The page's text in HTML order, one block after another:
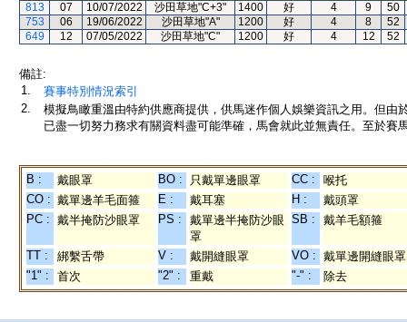
813
07 10/07/2022 沙田草地"C+3" 1400 好 4 9
50
753
06 19/06/2022 沙田草地"A" 1200 好 4 8
52
649
12 07/05/2022 沙田草地"C" 1200 好 4 12 52
備註:
1.
賽事特別情況索引
2.
模擬鳥瞰重溫由特約供應商提供，供馬迷作個人娛樂資訊之用。但
已盡一切努力務求有關資料盡可能準確，馬會就此並無責任。至於賽
B : 戴眼罩 BO : 只戴單邊眼罩 CC :
喉托
CO : 戴單邊羊毛面箍 E : 戴耳塞 H :
戴頭罩
PC : 戴半掩防沙眼罩 PS :
戴單邊半掩防沙眼
罩
SB : 戴羊毛額箍
TT : 綁繫舌帶 V : 戴開縫眼罩 VO : 戴單邊開縫眼罩
"1" :
首次 "2" : 重戴 "-" : 除去